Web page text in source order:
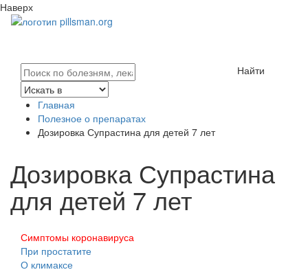
Наверх
Найти
Главная
Полезное о препаратах
Дозировка Супрастина для детей 7 лет
Дозировка Супрастина
для детей 7 лет
Симптомы коронавируса
При простатите
О климаксе